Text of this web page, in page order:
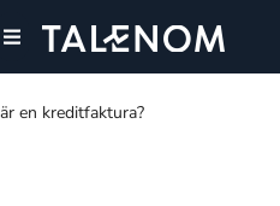
en kreditfaktura?